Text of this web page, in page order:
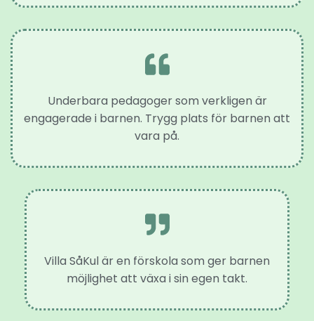
Underbara pedagoger som verkligen är
engagerade i barnen. Trygg plats för barnen att
vara på.
Villa SåKul är en förskola som ger barnen
möjlighet att växa i sin egen takt.